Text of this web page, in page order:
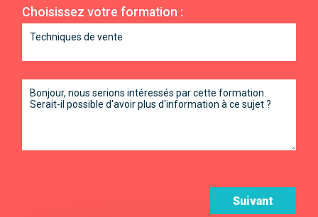
Choisissez votre formation :
Suivant